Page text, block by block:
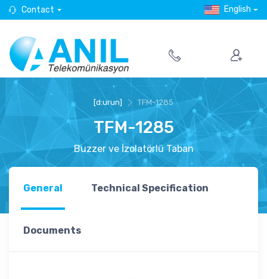
Contact English
[d:urun] TFM-1285
TFM-1285
Buzzer ve İzolatörlü Taban
General Technical Specification
Documents